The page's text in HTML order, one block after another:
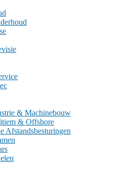
& Machinebouw
& Offshore
Afstandsbesturingen